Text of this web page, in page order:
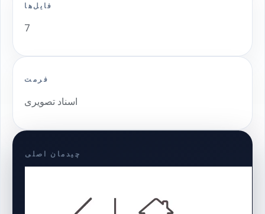
فایل‌ها
7
فرمت
اسناد تصویری
چیدمان اصلی